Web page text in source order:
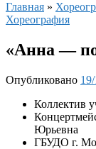
Главная »
Хореография
«Анна —
Опубликовано
Коллектив
Юрьевна
ГБУДО г.